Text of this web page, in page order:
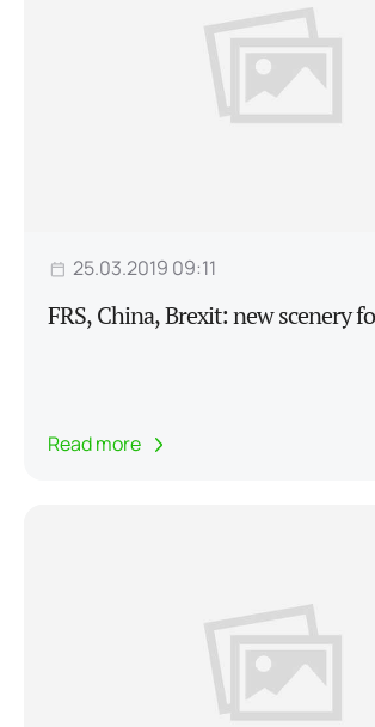
25.03.2019 09:11
FRS, China, Brexit: new scenery
Read more